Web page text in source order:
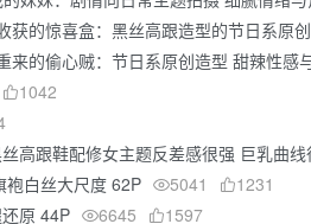
获的惊喜盒：黑丝高跟造型的节日系原
来的偷心贼：节日系原创造型 甜辣性感
1042
高跟鞋配修女主题反差感很强 巨乳曲
袍白丝大尺度 62P 5041
1231
原 44P 6645
1597